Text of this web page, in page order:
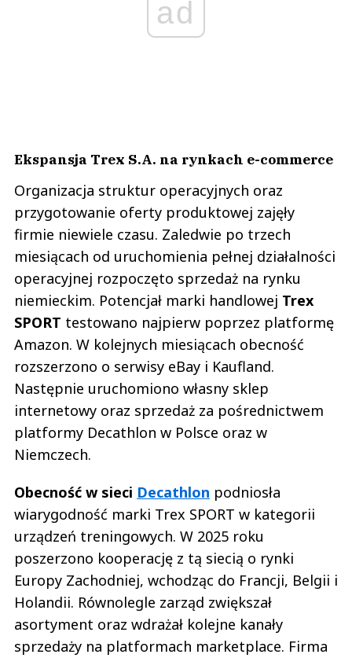
ad
Ekspansja Trex S.A. na rynkach e-commerce
Organizacja struktur operacyjnych oraz
przygotowanie oferty produktowej zajęły
firmie niewiele czasu. Zaledwie po trzech
miesiącach od uruchomienia pełnej działalności
operacyjnej rozpoczęto sprzedaż na rynku
niemieckim. Potencjał marki handlowej Trex
SPORT testowano najpierw poprzez platformę
Amazon. W kolejnych miesiącach obecność
rozszerzono o serwisy eBay i Kaufland.
Następnie uruchomiono własny sklep
internetowy oraz sprzedaż za pośrednictwem
platformy Decathlon w Polsce oraz w
Niemczech.
Obecność w sieci Decathlon podniosła
wiarygodność marki Trex SPORT w kategorii
urządzeń treningowych. W 2025 roku
poszerzono kooperację z tą siecią o rynki
Europy Zachodniej, wchodząc do Francji, Belgii i
Holandii. Równolegle zarząd zwiększał
asortyment oraz wdrażał kolejne kanały
sprzedaży na platformach marketplace. Firma